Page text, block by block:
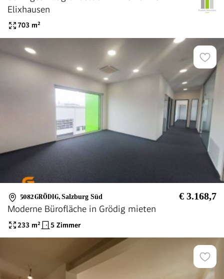
Elixhausen
703 m²
5082 GRÖDIG, Salzburg Süd € 3.168,7
Moderne Bürofläche in Grödig mieten
233 m² 5 Zimmer